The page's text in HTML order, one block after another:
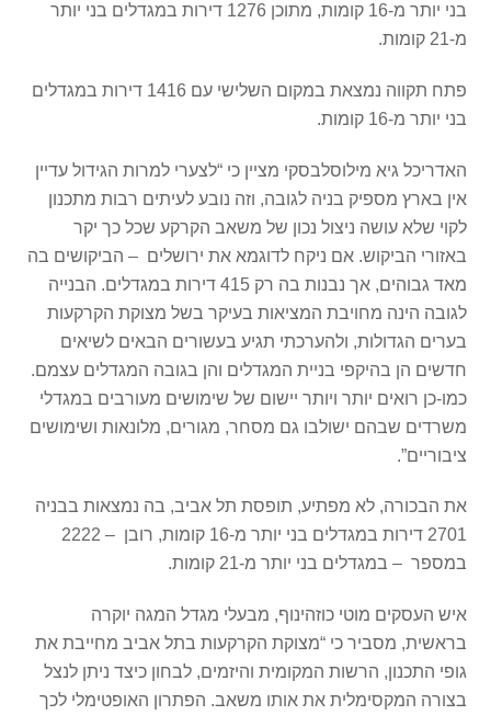
בני יותר מ-16 קומות, מתוכן 1276 דירות במגדלים בני יותר
מ-21 קומות.
פתח תקווה נמצאת במקום השלישי עם 1416 דירות במגדלים
בני יותר מ-16 קומות.
האדריכל גיא מילוסלבסקי מציין כי “לצערי למרות הגידול עדיין
אין בארץ מספיק בניה לגובה, וזה נובע לעיתים רבות מתכנון
לקוי שלא עושה ניצול נכון של משאב הקרקע שכל כך יקר
באזורי הביקוש. אם ניקח לדוגמא את ירושלים – הביקושים בה
מאד גבוהים, אך נבנות בה רק 415 דירות במגדלים. הבנייה
לגובה הינה מחויבת המציאות בעיקר בשל מצוקת הקרקעות
בערים הגדולות, ולהערכתי תגיע בעשורים הבאים לשיאים
חדשים הן בהיקפי בניית המגדלים והן בגובה המגדלים עצמם.
כמו-כן רואים יותר ויותר יישום של שימושים מעורבים במגדלי
משרדים שבהם ישולבו גם מסחר, מגורים, מלונאות ושימושים
ציבוריים”.
את הבכורה, לא מפתיע, תופסת תל אביב, בה נמצאות בבניה
2701 דירות במגדלים בני יותר מ-16 קומות, רובן – 2222
במספר – במגדלים בני יותר מ-21 קומות.
איש העסקים מוטי כוזהינוף, מבעלי מגדל המגה יוקרה
בראשית, מסביר כי “מצוקת הקרקעות בתל אביב מחייבת את
גופי התכנון, הרשות המקומית והיזמים, לבחון כיצד ניתן לנצל
בצורה המקסימלית את אותו משאב. הפתרון האופטימלי לכך